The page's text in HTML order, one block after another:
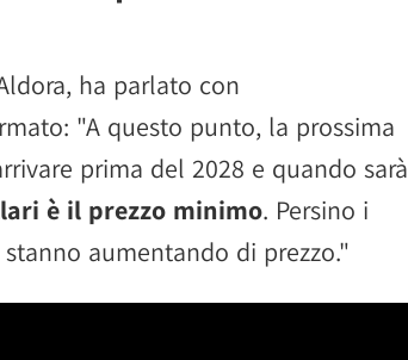
ha parlato con
"A questo punto, la prossima
prima del 2028 e quando sarà
è il prezzo minimo. Persino i
aumentando di prezzo."